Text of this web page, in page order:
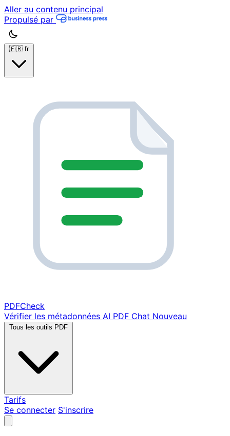
Aller au contenu principal
Propulsé par
🇫🇷 fr
PDFCheck
Vérifier les métadonnées AI PDF Chat Nouveau
Tous les outils PDF
Tarifs
Se connecter S'inscrire